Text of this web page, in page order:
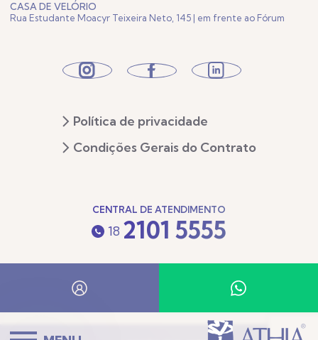
CASA DE VELÓRIO
Rua Estudante Moacyr Teixeira Neto, 145 | em frente ao Fórum
Política de privacidade
Condições Gerais do Contrato
CENTRAL DE ATENDIMENTO
18 2101 5555
2023 COPYRIGHT © ATHIA TODOS OS DIREITOS RESERVADOS.